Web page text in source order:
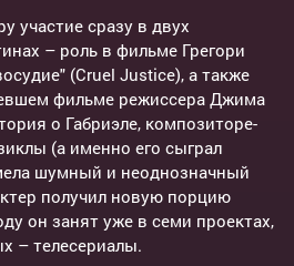
участие сразу в двух
– роль в фильме Грегори
(Cruel Justice), а также
фильме режиссера Джима
о Габриэле, композиторе-
(а именно его сыграл
шумный и неоднозначный
получил новую порцию
он занят уже в семи проектах,
– телесериалы.